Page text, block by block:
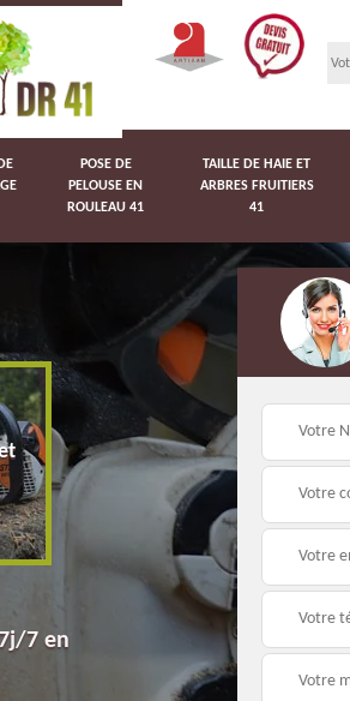
POSE DE
PELOUSE EN
ROULEAU 41
TAILLE DE HAIE ET
ARBRES FRUITIERS
41
Pose de clôture 41
7 en